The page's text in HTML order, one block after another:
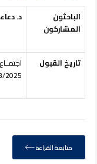
الباحثون
المشاركون
د.
تاريخ القبول
2025
متابعة القراءة